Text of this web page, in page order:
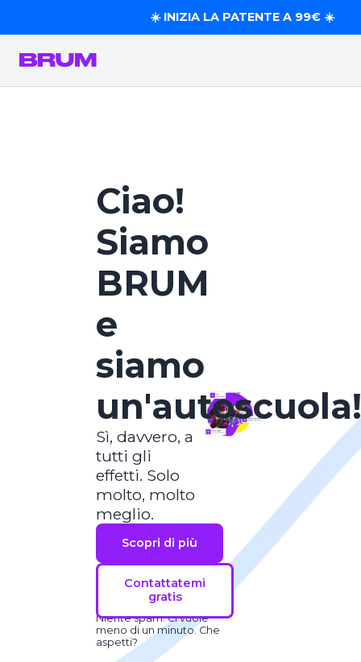
☀️ INIZIA LA PATENTE A 99€ ☀️
Ciao!
Siamo
BRUM
e
siamo
Sì, davvero, a
tutti gli
effetti. Solo
molto, molto
meglio.
Scopri di più
Contattatemi
gratis
Niente spam. Ci vuole
meno di un minuto. Che
aspetti?